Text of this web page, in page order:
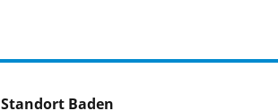
Standort Baden